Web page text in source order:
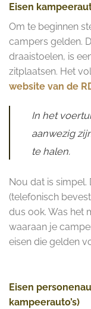
Eisen
Om te beginnen
campers gelden.
draaistoelen, is
zitplaatsen. Het
website van de
In het
aanwezig
te halen.
Nou dat is simpel.
(telefonisch
dus ook. Was het
waaraan je
eisen die gelden
Eisen
kampeerauto’s)